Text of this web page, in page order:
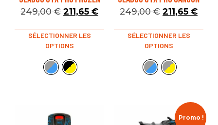
249,00€ 211,65 €
SÉLECTIONNER LES
OPTIONS
249,00€ 211,65 €
SÉLECTIONNER LES
OPTIONS
Promo !